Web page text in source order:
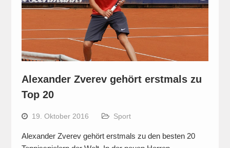
Alexander Zverev gehört erstmals zu
Top 20
19. Oktober 2016 Sport
Alexander Zverev gehört erstmals zu den besten 20